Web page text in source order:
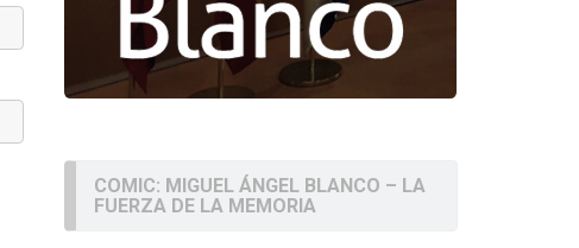
COMIC: MIGUEL ÁNGEL BLANCO – LA
FUERZA DE LA MEMORIA